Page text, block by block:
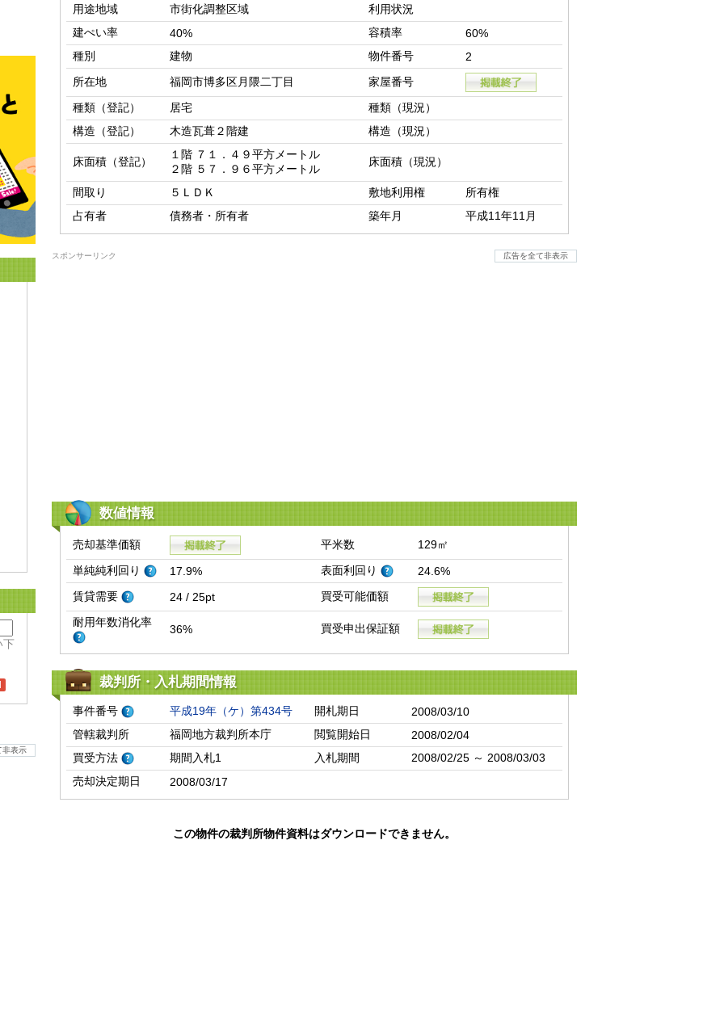
下
非表示
用途地域
市街化調整区域
利用状況
建ぺい率
40% 容積率
60%
種別
建物 物件番号
2
所在地
福岡市博多区月隈二丁目
家屋番号
種類（登記）
居宅
種類（現況）
構造（登記）
木造瓦葺２階建 構造（現況）
床面積（登記）
１階 ７１．４９平方メートル
２階 ５７．９６平方メートル
床面積（現況）
間取り ５ＬＤＫ 敷地利用権
所有権
占有者
債務者・所有者 築年月 平成11年11月
スポンサーリンク 広告を全て非表示
数値情報
売却基準価額 平米数
129㎡
単純純利回り
17.9% 表面利回り
24.6%
賃貸需要
24 / 25pt
買受可能価額
耐用年数消化率
36% 買受申出保証額
裁判所・入札期間情報
事件番号 平成19年（ケ）第434号 開札期日
2008/03/10
管轄裁判所
福岡地方裁判所本庁 閲覧開始日
2008/02/04
買受方法
期間入札1 入札期間
2008/02/25 ～ 2008/03/03
売却決定期日
2008/03/17
この物件の裁判所物件資料はダウンロードできません。